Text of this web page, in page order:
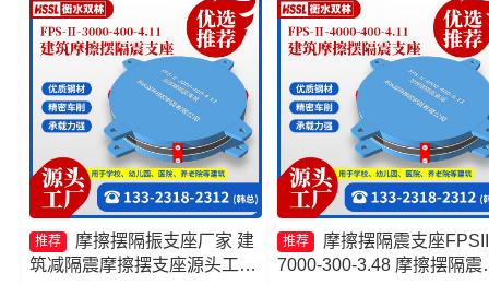
推荐
摩擦摆隔振支座厂家 建
筑减隔震摩擦摆支座源头工厂
推荐
摩擦摆隔震支座
7000-300-3.48 摩擦摆隔震